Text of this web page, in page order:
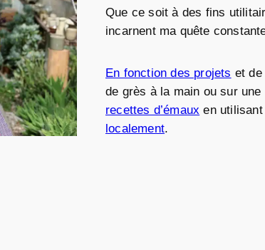
Que ce soit à des fins
incarnent ma quête
En fonction des projets et de
de grès à la main ou sur
recettes d’émaux en
localement.